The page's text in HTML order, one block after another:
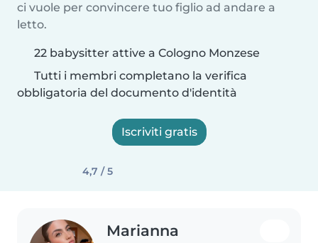
ci vuole per convincere tuo figlio ad andare a
letto.
22 babysitter attive a Cologno Monzese
Tutti i membri completano la verifica
obbligatoria del documento d'identità
Iscriviti gratis
4,7 / 5
Marianna